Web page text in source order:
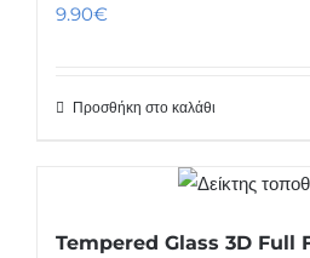
9.90€
Προσθήκη στο καλάθι
Tempered Glass 3D Full